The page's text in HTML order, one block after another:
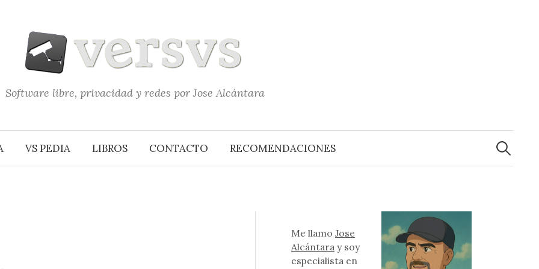
Software libre, privacidad y redes por Jose Alcántara
VS PEDIA LIBROS CONTACTO RECOMENDACIONES
Buscar:
Me llamoJose
Alcántara y soy
especialista en